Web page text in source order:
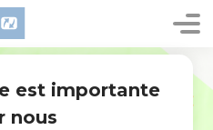
est importante
nous